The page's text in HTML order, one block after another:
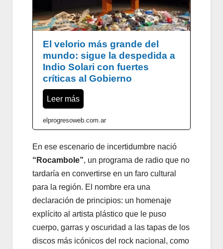
El velorio más grande del
mundo: sigue la despedida a
Indio Solari con fuertes
críticas al Gobierno
Leer más
elprogresoweb.com.ar
En ese escenario de incertidumbre nació
“Rocambole”, un programa de radio que no
tardaría en convertirse en un faro cultural
para la región. El nombre era una
declaración de principios: un homenaje
explícito al artista plástico que le puso
cuerpo, garras y oscuridad a las tapas de los
discos más icónicos del rock nacional, como